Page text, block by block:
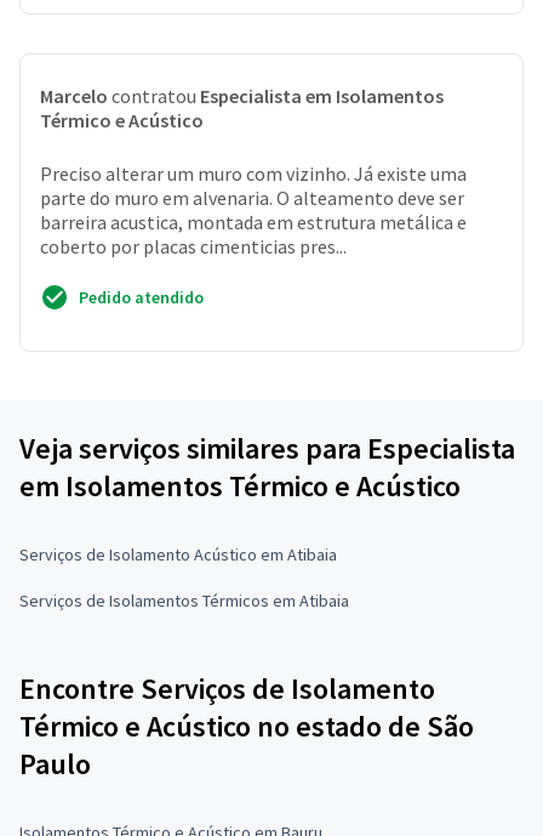
Marcelo contratou Especialista em Isolamentos
Térmico e Acústico
Preciso alterar um muro com vizinho. Já existe uma
parte do muro em alvenaria. O alteamento deve ser
barreira acustica, montada em estrutura metálica e
coberto por placas cimenticias pres...
Pedido atendido
Veja serviços similares para Especialista
em Isolamentos Térmico e Acústico
Serviços de Isolamento Acústico em Atibaia
Serviços de Isolamentos Térmicos em Atibaia
Encontre Serviços de Isolamento
Térmico e Acústico no estado de São
Paulo